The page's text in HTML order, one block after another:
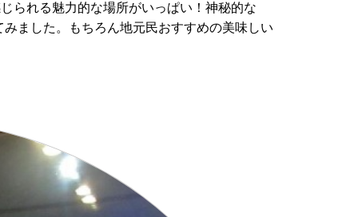
られる魅力的な場所がいっぱい！神秘的な
ました。もちろん地元民おすすめの美味しい